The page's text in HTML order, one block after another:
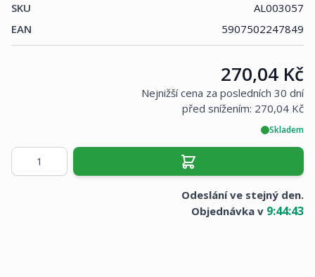
SKU
AL003057
EAN
5907502247849
Cena:
270,04 Kč
Nejnižší cena za posledních 30 dní
před snížením: 270,04 Kč
Skladem
Množství
Odeslání ve stejný den.
Objednávka v 9:44:43